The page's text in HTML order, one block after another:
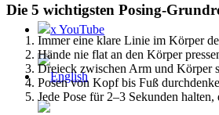
x YouTube
Die 5 wichtigsten Posing-
Immer eine klare Linie im Körper
Hände nie flat an den Körper
Dreieck zwischen Arm und Körper
Posen von Kopf bis Fuß
Jede Pose für 2–3 Sekunden halten,